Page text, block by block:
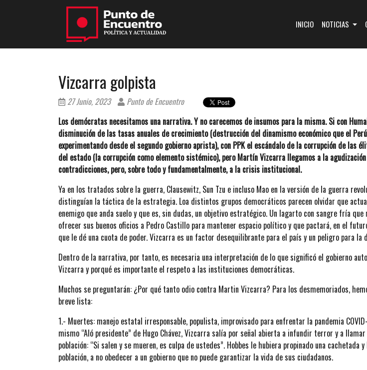
INICIO(CURRENT)
NOTICIAS
Vizcarra golpista
27 Junio, 2023
Punto de Encuentro
Los demócratas necesitamos una narrativa. Y no carecemos de insumos para la misma. Si con
disminución de las tasas anuales de crecimiento (destrucción del dinamismo económico que el
experimentando desde el segundo gobierno aprista), con PPK el escándalo de la corrupción de las
del estado (la corrupción como elemento sistémico), pero Martín Vizcarra llegamos a la
contradicciones, pero, sobre todo y fundamentalmente, a la crisis institucional.
Ya en los tratados sobre la guerra, Clausewitz, Sun Tzu e incluso Mao en la versión de la guerra
distinguían la táctica de la estrategia. Loa distintos grupos democráticos parecen olvidar que
enemigo que anda suelo y que es, sin dudas, un objetivo estratégico. Un lagarto con sangre fría que
ofrecer sus buenos oficios a Pedro Castillo para mantener espacio político y que pactará, en el
que le dé una cuota de poder. Vizcarra es un factor desequilibrante para el país y un peligro para la
Dentro de la narrativa, por tanto, es necesaria una interpretación de lo que significó el gobierno
Vizcarra y porqué es importante el respeto a las instituciones democráticas.
Muchos se preguntarán: ¿Por qué tanto odio contra Martin Vizcarra? Para los desmemoriados,
breve lista:
1.- Muertes: manejo estatal irresponsable, populista, improvisado para enfrentar la pandemia
mismo “Aló presidente” de Hugo Chávez, Vizcarra salía por señal abierta a infundir terror y a
población: “Si salen y se mueren, es culpa de ustedes”. Hobbes le hubiera propinado una cachetada
población, a no obedecer a un gobierno que no puede garantizar la vida de sus ciudadanos.